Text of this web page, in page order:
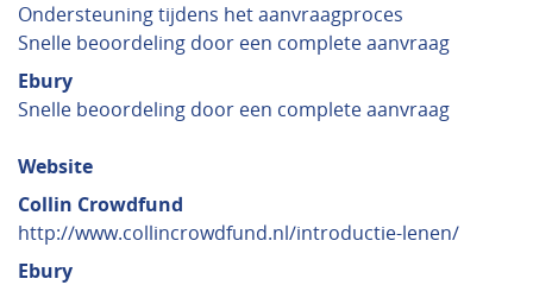
Ondersteuning tijdens het aanvraagproces
Snelle beoordeling door een complete aanvraag
Ebury
Snelle beoordeling door een complete aanvraag
Website
Collin Crowdfund
http://www.collincrowdfund.nl/introductie-lenen/
Ebury